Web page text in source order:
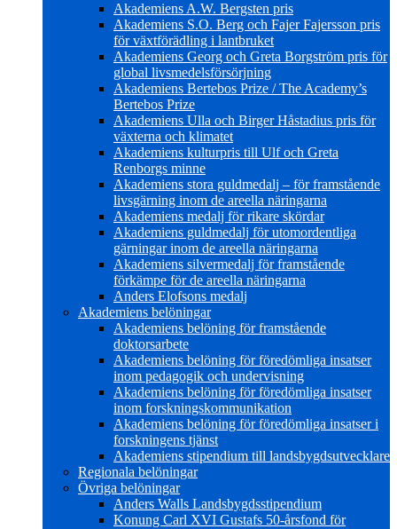
Akademiens A.W. Bergsten pris
Akademiens S.O. Berg och Fajer Fajersson pris
för växtförädling i lantbruket
Akademiens Georg och Greta Borgström pris för
global livsmedelsförsörjning
Akademiens Bertebos Prize / The Academy’s
Bertebos Prize
Akademiens Ulla och Birger Håstadius pris för
växterna och klimatet
Akademiens kulturpris till Ulf och Greta
Renborgs minne
Akademiens stora guldmedalj – för framstående
livsgärning inom de areella näringarna
Akademiens medalj för rikare skördar
Akademiens guldmedalj för utomordentliga
gärningar inom de areella näringarna
Akademiens silvermedalj för framstående
förkämpe för de areella näringarna
Anders Elofsons medalj
Akademiens belöningar
Akademiens belöning för framstående
doktorsarbete
Akademiens belöning för föredömliga insatser
inom pedagogik och undervisning
Akademiens belöning för föredömliga insatser
inom forskningskommunikation
Akademiens belöning för föredömliga insatser i
forskningens tjänst
Akademiens stipendium till landsbygdsutvecklare
Regionala belöningar
Övriga belöningar
Anders Walls Landsbygdsstipendium
Konung Carl XVI Gustafs 50-årsfond för